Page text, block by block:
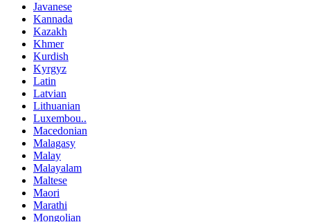
Javanese
Kannada
Kazakh
Khmer
Kurdish
Kyrgyz
Latin
Latvian
Lithuanian
Luxembou..
Macedonian
Malagasy
Malay
Malayalam
Maltese
Maori
Marathi
Mongolian